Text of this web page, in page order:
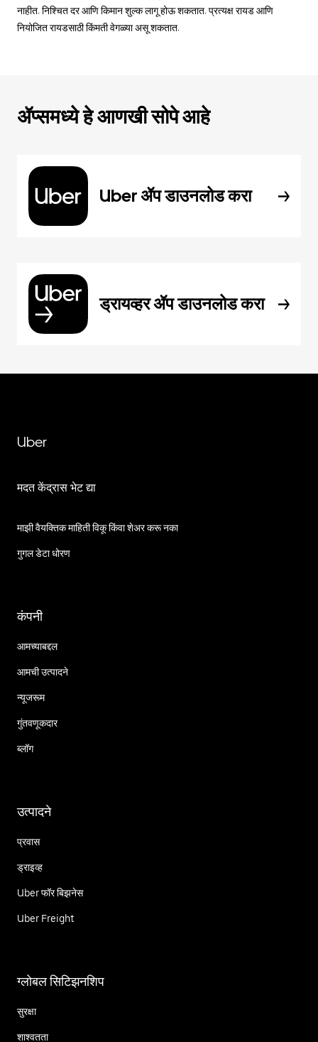
नाहीत. निश्चित दर आणि किमान शुल्क लागू होऊ शकतात. प्रत्यक्ष रायड आणि
नियोजित रायडसाठी किंमती वेगळ्या असू शकतात.
ॲप्समध्ये हे आणखी सोपे आहे
Uber ॲप डाउनलोड करा
ड्रायव्हर ॲप डाउनलोड करा
Uber
मदत केंद्रास भेट द्या
माझी वैयक्तिक माहिती विकू किंवा शेअर करू नका
गुगल डेटा धोरण
कंपनी
आमच्याबद्दल
आमची उत्पादने
न्यूजरूम
गुंतवणूकदार
ब्लॉग
उत्पादने
प्रवास
ड्राइव्ह
Uber फॉर बिझनेस
Uber Freight
ग्लोबल सिटिझनशिप
सुरक्षा
शाश्वतता